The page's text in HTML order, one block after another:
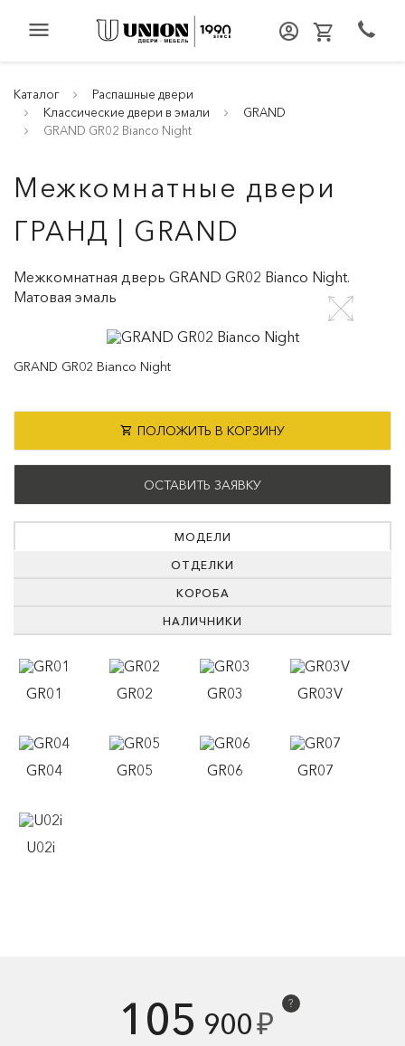
menu
Каталог
Распашные двери
Классические двери в эмали
GRAND
GRAND GR02 Bianco Night
Межкомнатные двери
ГРАНД | GRAND
Межкомнатная дверь GRAND GR02 Bianco Night.
Матовая эмаль
GRAND GR02 Bianco Night
ПОЛОЖИТЬ В КОРЗИНУ
ОСТАВИТЬ ЗАЯВКУ
МОДЕЛИ
ОТДЕЛКИ
КОРОБА
НАЛИЧНИКИ
GR01 GR02 GR03 GR03V
GR04 GR05 GR06 GR07
U02i
105 900₽
?